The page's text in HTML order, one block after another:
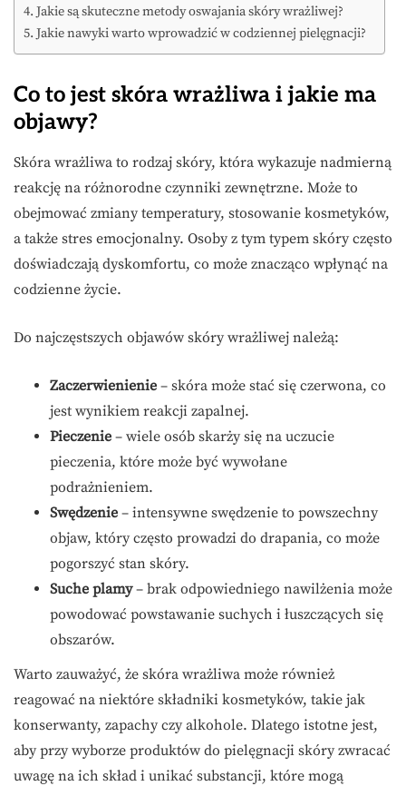
Jakie są skuteczne metody oswajania skóry wrażliwej?
Jakie nawyki warto wprowadzić w codziennej pielęgnacji?
Co to jest skóra wrażliwa i jakie ma
objawy?
Skóra wrażliwa to rodzaj skóry, która wykazuje nadmierną
reakcję na różnorodne czynniki zewnętrzne. Może to
obejmować zmiany temperatury, stosowanie kosmetyków,
a także stres emocjonalny. Osoby z tym typem skóry często
doświadczają dyskomfortu, co może znacząco wpłynąć na
codzienne życie.
Do najczęstszych objawów skóry wrażliwej należą:
Zaczerwienienie – skóra może stać się czerwona, co
jest wynikiem reakcji zapalnej.
Pieczenie – wiele osób skarży się na uczucie
pieczenia, które może być wywołane
podrażnieniem.
Swędzenie – intensywne swędzenie to powszechny
objaw, który często prowadzi do drapania, co może
pogorszyć stan skóry.
Suche plamy– brak odpowiedniego nawilżenia może
powodować powstawanie suchych i łuszczących się
obszarów.
Warto zauważyć, że skóra wrażliwa może również
reagować na niektóre składniki kosmetyków, takie jak
konserwanty, zapachy czy alkohole. Dlatego istotne jest,
aby przy wyborze produktów do pielęgnacji skóry zwracać
uwagę na ich skład i unikać substancji, które mogą